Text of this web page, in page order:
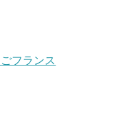
フランス